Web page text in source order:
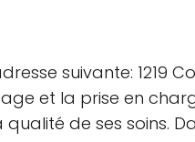
suivante: 1219
et la prise en
de ses soins.